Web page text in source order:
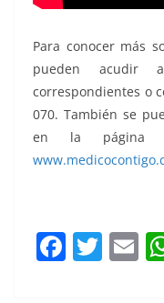
Para conocer más
pueden acudir
correspondientes o
070. También se
en la página
F T E